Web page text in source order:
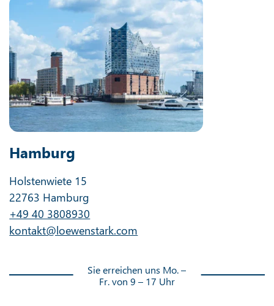
Hamburg
Holstenwiete 15
22763 Hamburg
+49 40 3808930
kontakt@loewenstark.com
Sie erreichen uns Mo. –
Fr. von 9 – 17 Uhr